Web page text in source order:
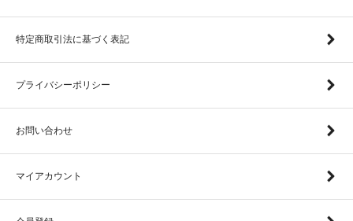
特定商取引法に基づく表記
プライバシーポリシー
お問い合わせ
マイアカウント